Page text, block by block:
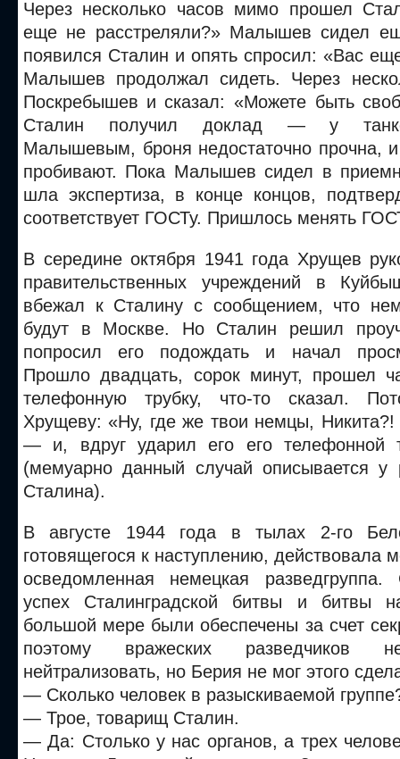
Через несколько часов мимо прошел
еще не расстреляли?» Малышев сидел
появился Сталин и опять спросил: «Вас
Малышев продолжал сидеть. Через
Поскребышев и сказал: «Можете быть
Сталин получил доклад — у
Малышевым, броня недостаточно прочна,
пробивают. Пока Малышев сидел в
шла экспертиза, в конце концов,
соответствует ГОСТу. Пришлось менять
В середине октября 1941 года Хрущев
правительственных учреждений в
вбежал к Сталину с сообщением, что
будут в Москве. Но Сталин решил
попросил его подождать и начал
Прошло двадцать, сорок минут, прошел
телефонную трубку, что-то сказал.
Хрущеву: «Ну, где же твои немцы,
— и, вдруг ударил его его телефонной
(мемуарно данный случай описывается у
Сталина).
В августе 1944 года в тылах 2-го
готовящегося к наступлению, действовала
осведомленная немецкая
успех Сталинградской битвы и битвы
большой мере были обеспечены за счет
поэтому вражеских разведчиков
нейтрализовать, но Берия не мог этого
— Сколько человек в разыскиваемой
— Трое, товарищ Сталин.
— Да: Столько у нас органов, а трех